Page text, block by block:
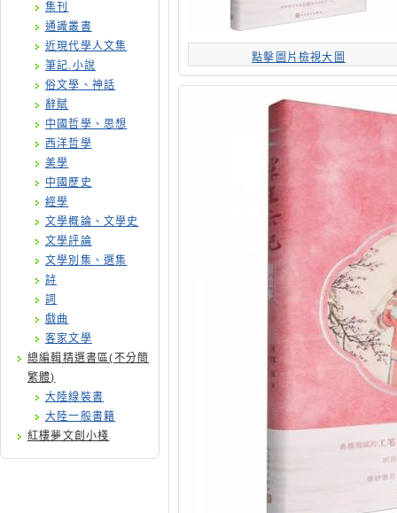
集刊
通識叢書
近現代學人文集
筆記.小說
俗文學、神話
辭賦
中國哲學、思想
西洋哲學
美學
中國歷史
經學
文學概論、文學史
文學評論
文學別集、選集
詩
詞
戲曲
客家文學
總編輯精選書區(不分簡
繁體)
大陸線裝書
大陸一般書籍
紅樓夢文創小棧
點擊圖片檢視大圖